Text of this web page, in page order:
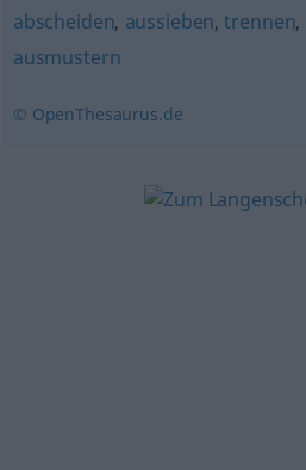
abscheiden, aussieben,trennen,
ausmustern
© OpenThesaurus.de